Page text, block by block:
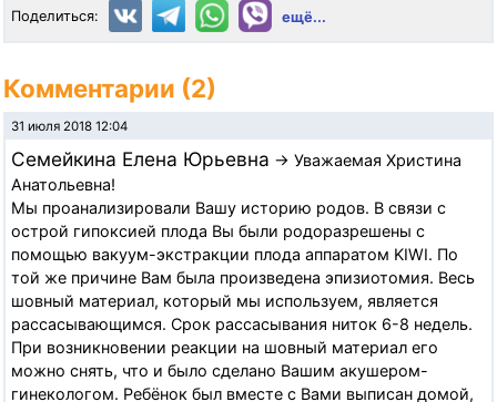
Поделиться: ещё...
Комментарии (2)
31 июля 2018 12:04
Семейкина Елена Юрьевна → Уважаемая Христина
Анатольевна!
Мы проанализировали Вашу историю родов. В связи с
острой гипоксией плода Вы были родоразрешены с
помощью вакуум-экстракции плода аппаратом KIWI. По
той же причине Вам была произведена эпизиотомия. Весь
шовный материал, который мы используем, является
рассасывающимся. Срок рассасывания ниток 6-8 недель.
При возникновении реакции на шовный материал его
можно снять, что и было сделано Вашим акушером-
гинекологом. Ребёнок был вместе с Вами выписан домой,